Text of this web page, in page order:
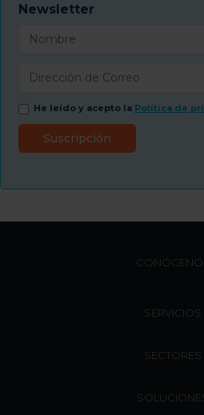
Newsletter
He leído y acepto la Política de
SERVICIOS
SECTORES